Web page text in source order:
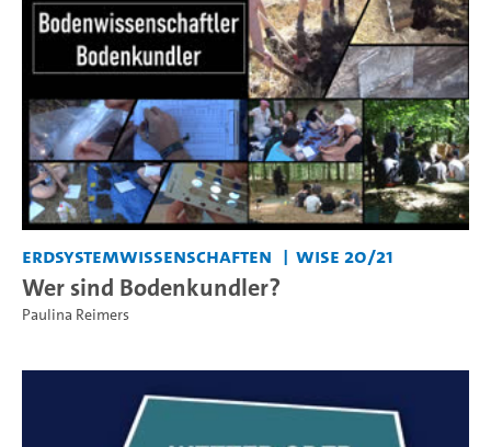
Erdsystemwissenschaften WiSe 20/21
Wer sind Bodenkundler?
Paulina Reimers